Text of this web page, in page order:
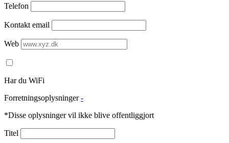
Telefon
Kontakt email
Web
Har du WiFi
Forretningsoplysninger -
*Disse oplysninger vil ikke blive offentliggjort
Titel